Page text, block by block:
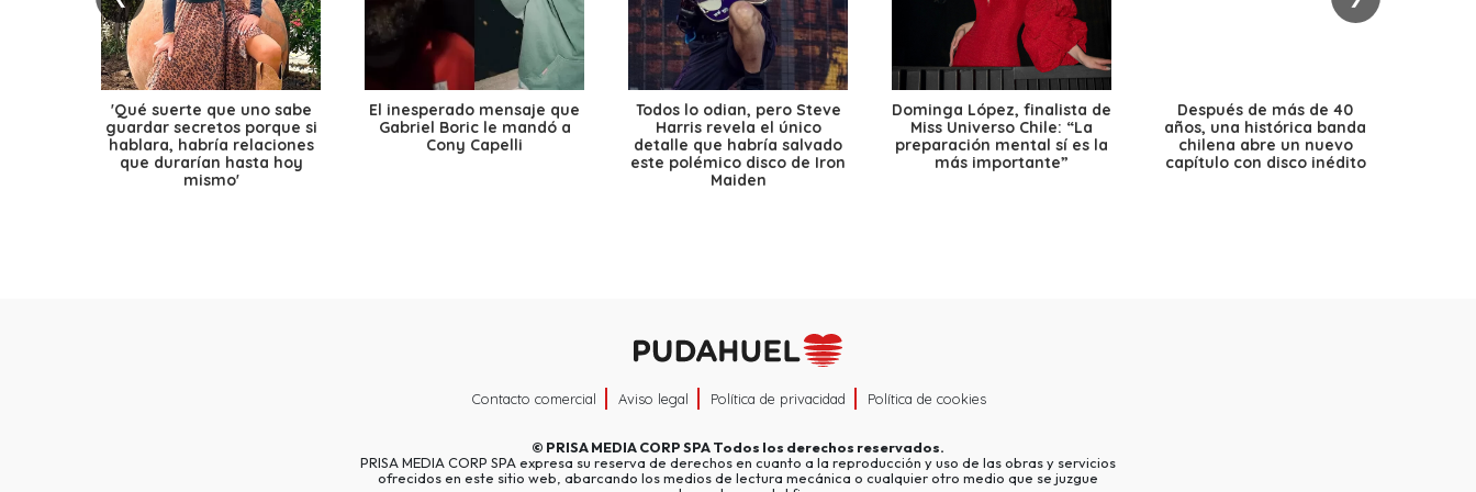
'Qué suerte que uno sabe
guardar secretos porque si
hablara, habría relaciones
que durarían hasta hoy
mismo'
El inesperado mensaje que
Gabriel Boric le mandó a
Cony Capelli
Todos lo odian, pero Steve
Harris revela el único
detalle que habría salvado
este polémico disco de Iron
Maiden
Dominga López, finalista de
Miss Universo Chile: “La
preparación mental sí es la
más importante”
Después de más de 40
años, una histórica banda
chilena abre un nuevo
capítulo con disco inédito
Contacto comercial Aviso legal Política de privacidad Política de cookies
© PRISA MEDIA CORP SPATodos los derechos reservados.
PRISA MEDIA CORP SPA expresa su reserva de derechos en cuanto a la reproducción y uso de las obras y servicios
ofrecidos en este sitio web, abarcando los medios de lectura mecánica o cualquier otro medio que se juzgue